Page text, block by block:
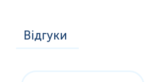
Відгуки